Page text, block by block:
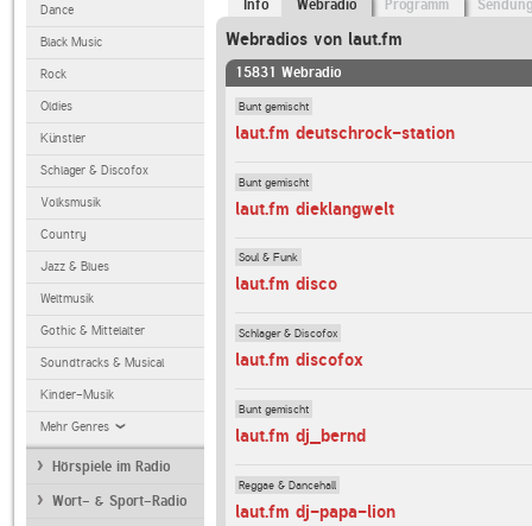
Dance
Black Music
Rock
Oldies
Künstler
Schlager & Discofox
Volksmusik
Country
Jazz & Blues
Weltmusik
Gothic & Mittelalter
Soundtracks & Musical
Kinder-Musik
Mehr Genres
Hörspiele im Radio
Wort- & Sport-Radio
Info Webradio Programm
Webradios von laut.fm
15831 Webradio
Bunt gemischt
laut.fm deutschrock-station
Bunt gemischt
laut.fm dieklangwelt
Soul & Funk
laut.fm disco
Schlager & Discofox
laut.fm discofox
Bunt gemischt
laut.fm dj_bernd
Reggae & Dancehall
laut.fm dj-papa-lion